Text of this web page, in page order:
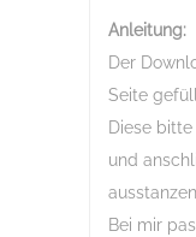
Anleitung:
Der
Seite
Diese
und
Bei mir